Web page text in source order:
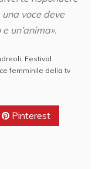
una voce deve
un’anima».
, Festival
femminile della tv
Pinterest